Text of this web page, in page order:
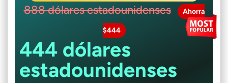
888 dólares estadounidenses Ahorra
$444
444 dólares
estadounidenses